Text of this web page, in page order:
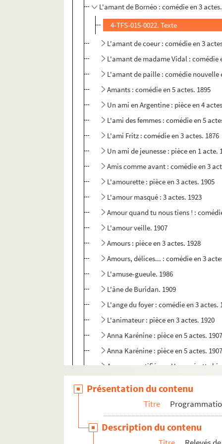
L'amant de Bornéo : comédie en 3
4-TFS-015-0022. Texte
L'amant de coeur : comédie en 3
L'amant de madame Vidal : comédie
L'amant de paille : comédie nouvelle
Amants : comédie en 5 actes. 1895
Un ami en Argentine : pièce en 4
L'ami des femmes : comédie en 5
L'ami Fritz : comédie en 3 actes. 1876
Un ami de jeunesse : pièce en 1 acte.
Amis comme avant : comédie en 3
L'amourette : pièce en 3 actes. 1905
L'amour masqué : 3 actes. 1923
Amour quand tu nous tiens ! :
L'amour veille. 1907
Amours : pièce en 3 actes. 1928
Amours, délices... : comédie en 3
L'amuse-gueule. 1986
L'âne de Buridan. 1909
L'ange du foyer : comédie en 3 actes.
L'animateur : pièce en 3 actes. 1920
Anna Karénine : pièce en 5 actes.
Anna Karénine : pièce en 5 actes.
Annonce rectifiée ou Une opérette
Arlette et ses papas ou Avril :
Présentation du contenu
Titre
Description du contenu